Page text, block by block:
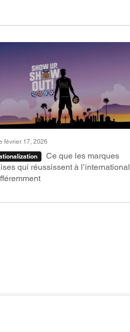
février 17, 2026
Ce que les marques
qui réussissent à l’international